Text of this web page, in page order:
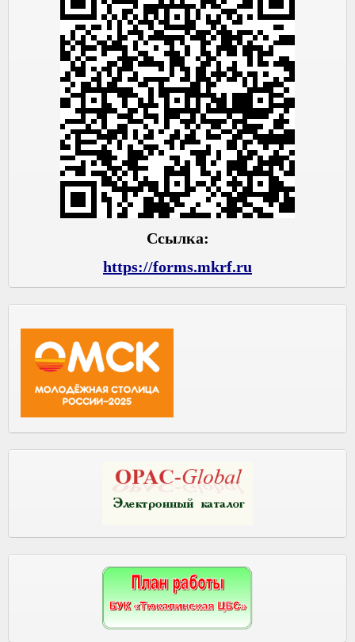
Ссылка:
https://forms.mkrf.ru